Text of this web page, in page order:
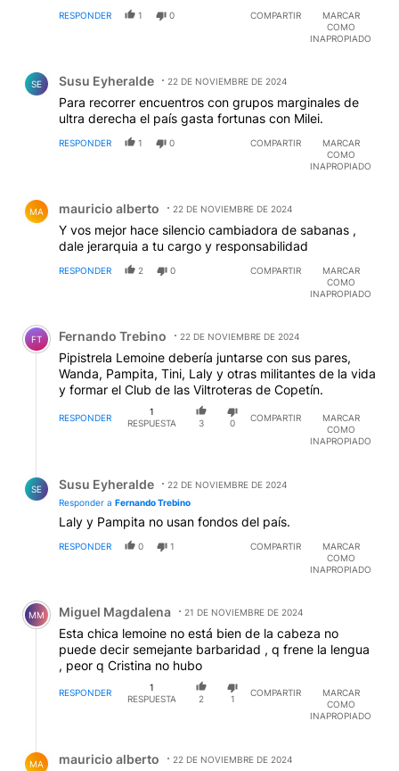
RESPONDER 1 0 COMPARTIR
MARCAR
COMO
INAPROPIADO
SE Susu Eyheralde 22 DE NOVIEMBRE DE 2024
Para recorrer encuentros con grupos marginales de
ultra derecha el país gasta fortunas con Milei.
RESPONDER 1 0 COMPARTIR
MARCAR
COMO
INAPROPIADO
MA mauricio alberto 22 DE NOVIEMBRE DE 2024
Y vos mejor hace silencio cambiadora de sabanas ,
dale jerarquia a tu cargo y responsabilidad
RESPONDER 2 0 COMPARTIR
MARCAR
COMO
INAPROPIADO
Comentario de Fernando Trebino.
FT Fernando Trebino 22 DE NOVIEMBRE DE 2024
Pipistrela Lemoine debería juntarse con sus pares,
Wanda, Pampita, Tini, Laly y otras militantes de la vida
y formar el Club de las Viltroteras de Copetín.
RESPONDER
1
RESPUESTA
3 0
COMPARTIR
MARCAR
COMO
INAPROPIADO
SE Susu Eyheralde
22 DE NOVIEMBRE DE 2024
Responder a Fernando Trebino
Laly y Pampita no usan fondos del país.
RESPONDER 0 1 COMPARTIR
MARCAR
COMO
INAPROPIADO
Comentario de Miguel Magdalena.
MM Miguel Magdalena 21 DE NOVIEMBRE DE 2024
Esta chica lemoine no está bien de la cabeza no
puede decir semejante barbaridad , q frene la lengua
, peor q Cristina no hubo
RESPONDER
1
RESPUESTA
2 1
COMPARTIR
MARCAR
COMO
INAPROPIADO
MA mauricio alberto
22 DE NOVIEMBRE DE 2024